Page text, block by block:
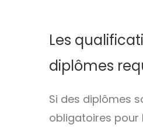
Les
diplômes
Si des diplômes
obligatoires pour